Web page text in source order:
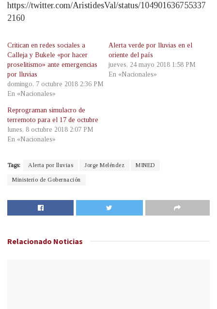
https://twitter.com/AristidesVal/status/104901636755337
2160
Critican en redes sociales a
Calleja y Bukele «por hacer
proselitismo» ante emergencias
por lluvias
domingo, 7 octubre 2018 2:36 PM
En «Nacionales»
Alerta verde por lluvias en el
oriente del país
jueves, 24 mayo 2018 1:58 PM
En «Nacionales»
Reprograman simulacro de
terremoto para el 17 de octubre
lunes, 8 octubre 2018 2:07 PM
En «Nacionales»
Tags: Alerta por lluvias Jorge Meléndez MINED
Ministerio de Gobernación
Relacionado Noticias